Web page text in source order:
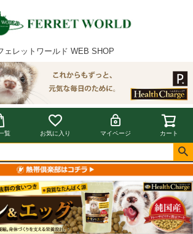
ェレットワールド WEB SHOP
覧 お気に入り マイページ カート